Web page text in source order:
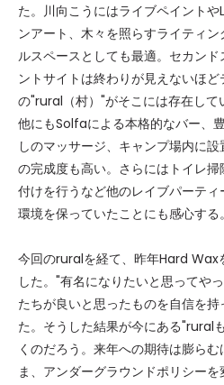
た。川向こうにはライブペイントや
ンアート、木々を照らすライティ
ルスペースとしても最適。セカン
ントサイトは終わりが見えないほ
の"rural（村）"がそこには存在して
他にもSolfaによる本格的なバー、
しのマッサージ、キャンプ場内に
の完成度も高い。さらにはトイレ
付けを行うなど他のレイブパーテ
環境を保っていたことにも感心する。
今回のruralを経て、昨年Hard Wax
した。"有名になりたいと思ってや
たちが良いと思ったものを自信を
た。そうした結果が今にある"rural
くのだろう。来年への期待は膨ら
ま、アンダーグラウンドポリシー